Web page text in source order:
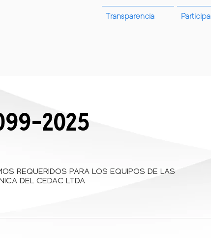
Transparencia Participa
2025
REQUERIDOS PARA LOS EQUIPOS DE LAS
DEL CEDAC LTDA